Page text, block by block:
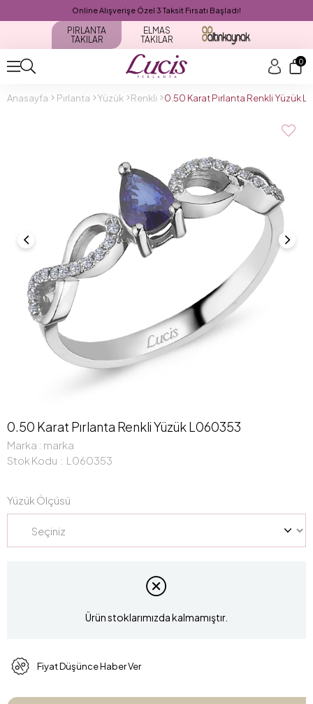
Online Alışverişe Özel 3 Taksit Fırsatı Başladı!
PIRLANTA
TAKILAR
ELMAS
TAKILAR
0
Anasayfa Pırlanta Yüzük Renkli 0.50 Karat Pırlanta Renkli Yüzük
0.50 Karat Pırlanta Renkli Yüzük L060353
Marka : marka
Stok Kodu
L060353
Yüzük Ölçüsü
Ürün stoklarımızda kalmamıştır.
Fiyat Düşünce Haber Ver